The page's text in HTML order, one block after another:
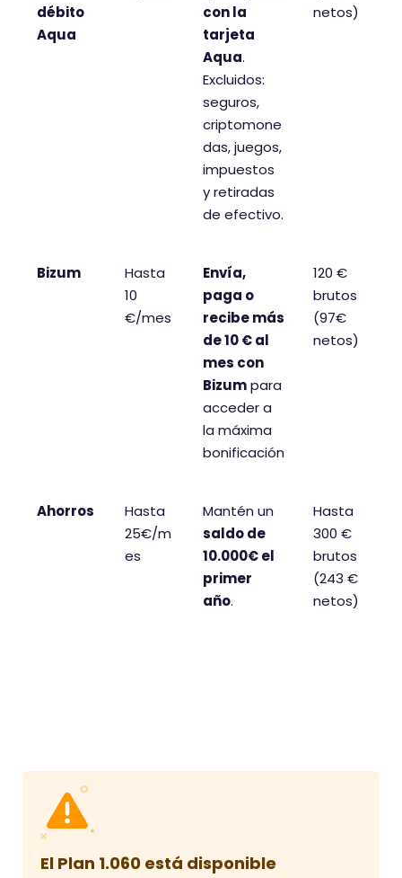
débito
Aqua
con la
tarjeta
Aqua.
Excluidos:
seguros,
criptomone
das, juegos,
impuestos
y retiradas
de efectivo.
netos)
Bizum
Hasta
10
€/mes
Envía,
paga o
recibe más
de 10 € al
mes con
Bizumpara
acceder a
la máxima
bonificación
120 €
brutos
(97€
netos)
Ahorros
Hasta
25€/m
es
Mantén un
saldo de
10.000€ el
primer
año.
Hasta
300 €
brutos
(243 €
netos)
El Plan 1.060 está disponible